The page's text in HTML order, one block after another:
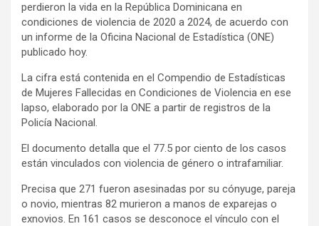
perdieron la vida en la República Dominicana en
condiciones de violencia de 2020 a 2024, de acuerdo con
un informe de la Oficina Nacional de Estadística (ONE)
publicado hoy.
La cifra está contenida en el Compendio de Estadísticas
de Mujeres Fallecidas en Condiciones de Violencia en ese
lapso, elaborado por la ONE a partir de registros de la
Policía Nacional.
El documento detalla que el 77.5 por ciento de los casos
están vinculados con violencia de género o intrafamiliar.
Precisa que 271 fueron asesinadas por su cónyuge, pareja
o novio, mientras 82 murieron a manos de exparejas o
exnovios. En 161 casos se desconoce el vínculo con el